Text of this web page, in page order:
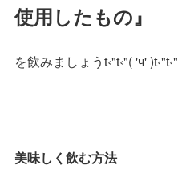
使用したもの』
を飲みましょうŧ‹"ŧ‹"( 'ч' )ŧ‹"ŧ‹"
美味しく飲む方法